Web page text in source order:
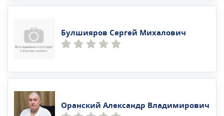
Булшияров Сергей Михалович
Оранский Александр Владимирович